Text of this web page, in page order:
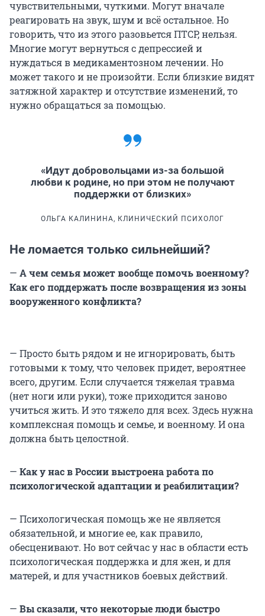
чувствительными, чуткими. Могут вначале
реагировать на звук, шум и всё остальное. Но
говорить, что из этого разовьется ПТСР, нельзя.
Многие могут вернуться с депрессией и
нуждаться в медикаментозном лечении. Но
может такого и не произойти. Если близкие видят
затяжной характер и отсутствие изменений, то
нужно обращаться за помощью.
«Идут добровольцами из-за большой
любви к родине, но при этом не получают
поддержки от близких»
ОЛЬГА КАЛИНИНА, КЛИНИЧЕСКИЙ ПСИХОЛОГ
Не ломается только сильнейший?
— А чем семья может вообще помочь военному?
Как его поддержать после возвращения из зоны
вооруженного конфликта?
— Просто быть рядом и не игнорировать, быть
готовыми к тому, что человек придет, вероятнее
всего, другим. Если случается тяжелая травма
(нет ноги или руки), тоже приходится заново
учиться жить. И это тяжело для всех. Здесь нужна
комплексная помощь и семье, и военному. И она
должна быть целостной.
— Как у нас в России выстроена работа по
психологической адаптации и реабилитации?
— Психологическая помощь же не является
обязательной, и многие ее, как правило,
обесценивают. Но вот сейчас у нас в области есть
психологическая поддержка и для жен, и для
матерей, и для участников боевых действий.
— Вы сказали, что некоторые люди быстро